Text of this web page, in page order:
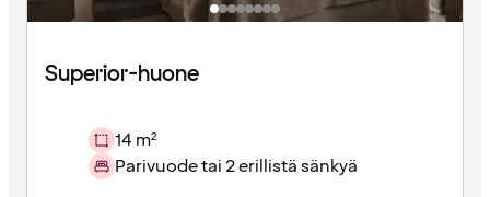
Superior-huone
14 m²
Parivuode tai 2 erillistä sänkyä